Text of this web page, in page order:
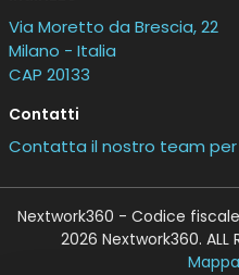
Via Moretto da Brescia, 22
Milano - Italia
CAP 20133
Contatti
Contatta il nostro team per
Nextwork360 - Codice
2026 Nextwork360. ALL